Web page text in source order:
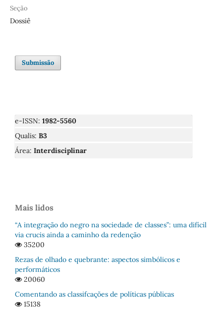
Seção
Dossiê
Submissão
e-ISSN: 1982-5560
Qualis: B3
Área: Interdisciplinar
Mais lidos
“A integração do negro na sociedade de classes”: uma difícil
via crucis ainda a caminho da redenção
35200
Rezas de olhado e quebrante: aspectos simbólicos e
performáticos
20060
Comentando as classifcações de políticas públicas
15138